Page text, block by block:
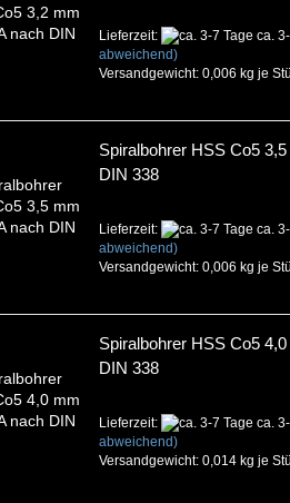
Lieferzeit: ca.
abweichend)
Versandgewicht: 0,006 kg je
Spiralbohrer HSS Co5
DIN 338
Lieferzeit: ca.
abweichend)
Versandgewicht: 0,006 kg je
Spiralbohrer HSS Co5
DIN 338
Lieferzeit: ca.
abweichend)
Versandgewicht: 0,014 kg je